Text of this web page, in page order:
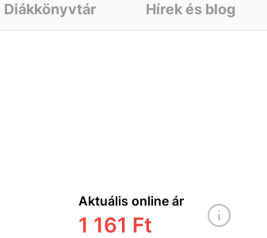
Diákkönyvtár Hírek és blog
Aktuális online ár
1 161 Ft